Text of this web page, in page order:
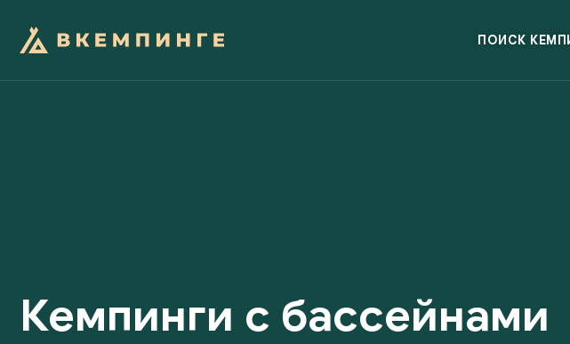
ПОИСК
Кемпинги с бассейнами